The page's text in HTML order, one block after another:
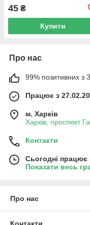
45 ₴
Купити
Про нас
99% позитивних з
Працює з
м. Харків
Харків, проспект
Контакти
Сьогодні працює
Показати весь
Про нас